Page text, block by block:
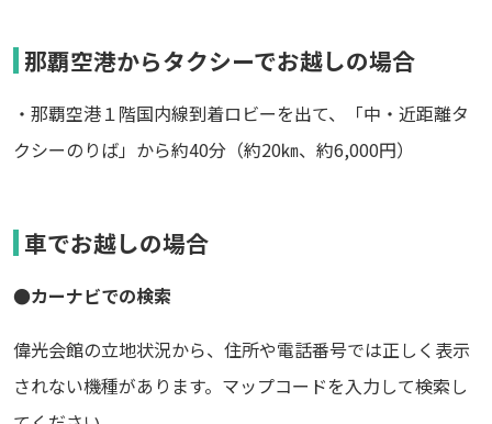
那覇空港からタクシーでお越しの場合
・那覇空港１階国内線到着ロビーを出て、「中・近距離タ
クシーのりば」から約40分（約20㎞、約6,000円）
車でお越しの場合
●カーナビでの検索
偉光会館の立地状況から、住所や電話番号では正しく表示
されない機種があります。マップコードを入力して検索し